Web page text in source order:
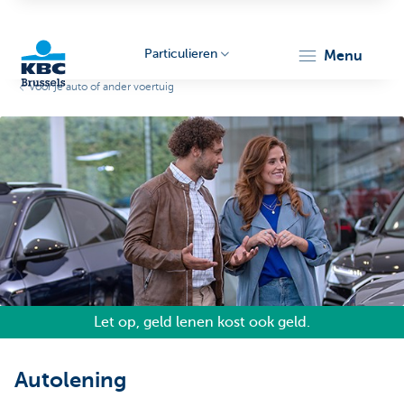
Brussels
Particulieren menu
Voor je auto of ander voertuig
Let op, geld lenen kost ook geld.
Autolening